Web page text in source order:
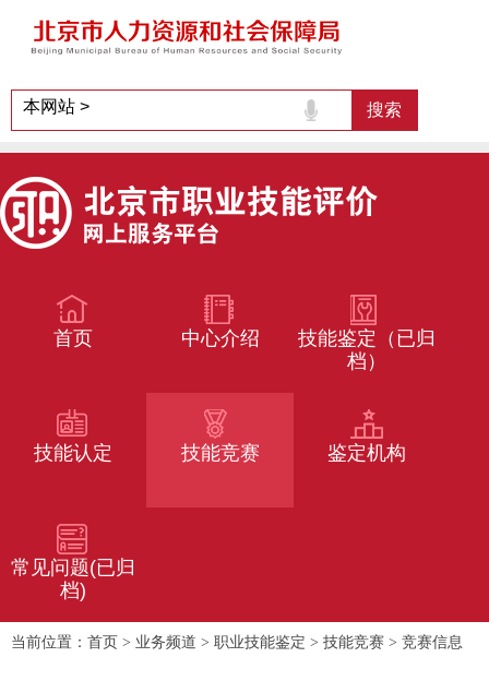
首页 中心介绍
技能鉴定（已归
档）
技能认定 技能竞赛 鉴定机构
常见问题(已归
档)
当前位置： 首页 > 业务频道 > 职业技能鉴定 > 技能竞赛 > 竞赛信息